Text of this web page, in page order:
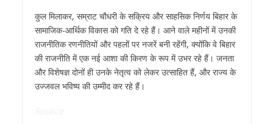
कुल मिलाकर, सम्राट चौधरी के सक्रिय और साहसिक निर्णय बिहार के
सामाजिक-आर्थिक विकास को गति दे रहे हैं। आने वाले महीनों में उनकी
राजनीतिक रणनीतियों और पहलों पर नजरें बनी रहेंगी, क्योंकि वे बिहार
की राजनीति में एक नई आशा की किरण के रूप में उभर रहे हैं। जनता
और विशेषज्ञ दोनों ही उनके नेतृत्व को लेकर उत्साहित हैं, और राज्य के
उज्जवल भविष्य की उम्मीद कर रहे हैं।